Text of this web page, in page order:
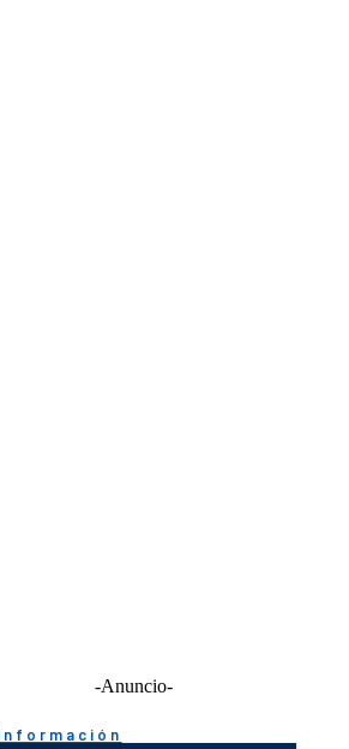
-Anuncio-